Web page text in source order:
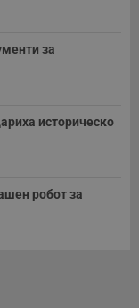
за
историческо
робот за